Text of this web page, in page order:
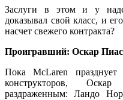
Заслуги в этом и у
доказывал свой класс, и
насчет свежего контракта?
Проигравший: Оскар
Пока McLaren
конструкторов,
раздраженным: Ландо